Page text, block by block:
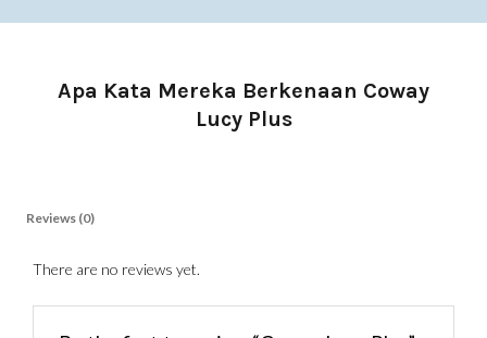
Apa Kata Mereka Berkenaan Coway
Lucy Plus
Reviews (0)
There are no reviews yet.